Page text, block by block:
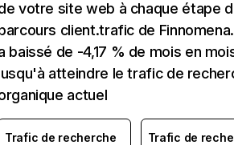
votre site web à chaque étape
client.trafic de
baissé de -4,17 % de mois en
atteindre le trafic de
actuel
Trafic de recherche
Trafic de